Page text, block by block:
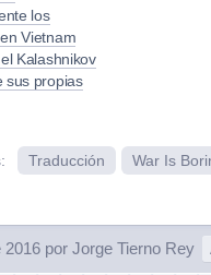
los
Vietnam
Kalashnikov
sus propias
Traducción War Is
2016 por Jorge Tierno Rey